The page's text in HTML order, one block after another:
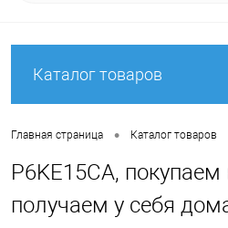
Каталог товаров
Главная страница • Каталог товаров
P6KE15CA, покупаем
получаем у себя